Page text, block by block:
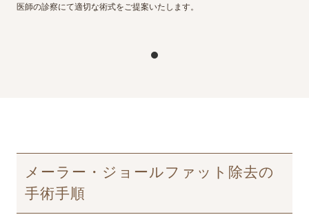
医師の診察にて適切な術式をご提案いたします⁡。
メーラー・ジョールファット除去の
手術手順